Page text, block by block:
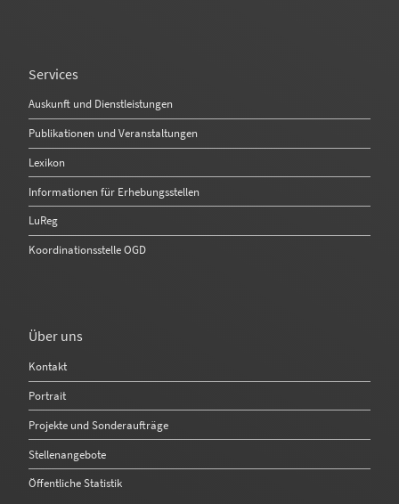
Services
Auskunft und Dienstleistungen
Publikationen und Veranstaltungen
Lexikon
Informationen für Erhebungsstellen
LuReg
Koordinationsstelle OGD
Über uns
Kontakt
Portrait
Projekte und Sonderaufträge
Stellenangebote
Öffentliche Statistik